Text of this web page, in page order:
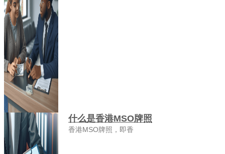
什么是香港MSO牌照
香港MSO牌照，即香